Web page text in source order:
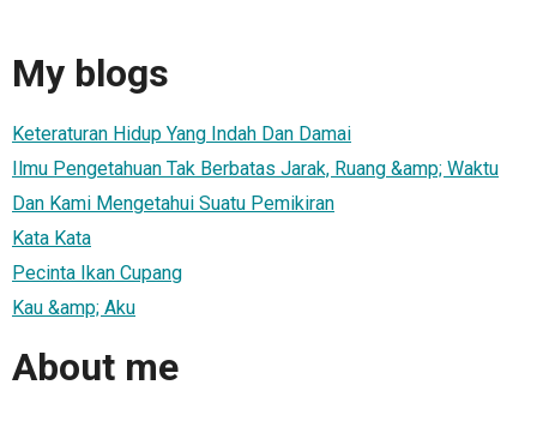
My blogs
Keteraturan Hidup Yang Indah Dan Damai
Ilmu Pengetahuan Tak Berbatas Jarak, Ruang &amp; Waktu
Dan Kami Mengetahui Suatu Pemikiran
Kata Kata
Pecinta Ikan Cupang
Kau &amp; Aku
About me